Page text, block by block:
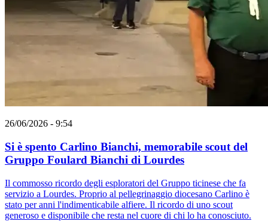
26/06/2026 - 9:54
Si è spento Carlino Bianchi, memorabile scout del
Gruppo Foulard Bianchi di Lourdes
Il commosso ricordo degli esploratori del Gruppo ticinese che fa
servizio a Lourdes. Proprio al pellegrinaggio diocesano Carlino è
stato per anni l'indimenticabile alfiere. Il ricordo di uno scout
generoso e disponibile che resta nel cuore di chi lo ha conosciuto.